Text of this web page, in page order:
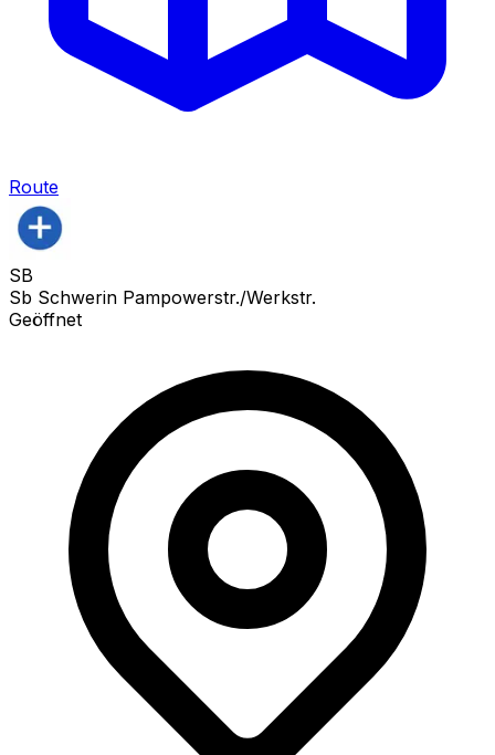
Route
SB
Sb Schwerin Pampowerstr./Werkstr.
Geöffnet